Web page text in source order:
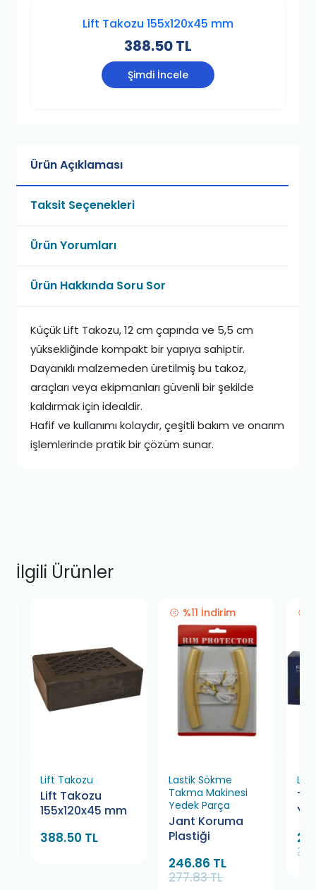
Lift Takozu 155x120x45 mm
388.50 TL
Şimdi İncele
Ürün Açıklaması
Taksit Seçenekleri
Ürün Yorumları
Ürün Hakkında Soru Sor
Küçük Lift Takozu, 12 cm çapında ve 5,5 cm
yüksekliğinde kompakt bir yapıya sahiptir.
Dayanıklı malzemeden üretilmiş bu takoz,
araçları veya ekipmanları güvenli bir şekilde
kaldırmak için idealdir.
Hafif ve kullanımı kolaydır, çeşitli bakım ve onarım
işlemlerinde pratik bir çözüm sunar.
İlgili Ürünler
Lift Takozu
Lift Takozu
155x120x45 mm
388.50 TL
%11 İndirim
Lastik Sökme
Takma Makinesi
Yedek Parça
Jant Koruma
Plastiği
246.86 TL
277.83 TL
Lift